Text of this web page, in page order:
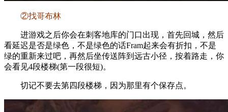
②找哥布林
进游戏之后你会在刺客地库的门口出现，首先回城，然后
看延迟是否是绿色，不是绿色的话Fram起来会有折扣，不是
绿的重新来过吧，再然后坐传送阵到远古小径，按着路走，你
会看见4段楼梯(第一段很短)。
切记不要去第四段楼梯，因为那里有个保存点。